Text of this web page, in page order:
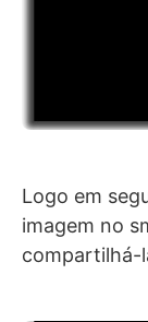
Logo em
imagem no
compartilhá-